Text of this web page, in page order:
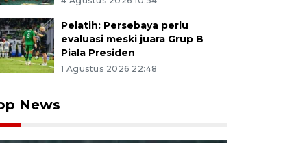
Pelatih: Persebaya perlu
evaluasi meski juara Grup B
Piala Presiden
1 Agustus 2026 22:48
News